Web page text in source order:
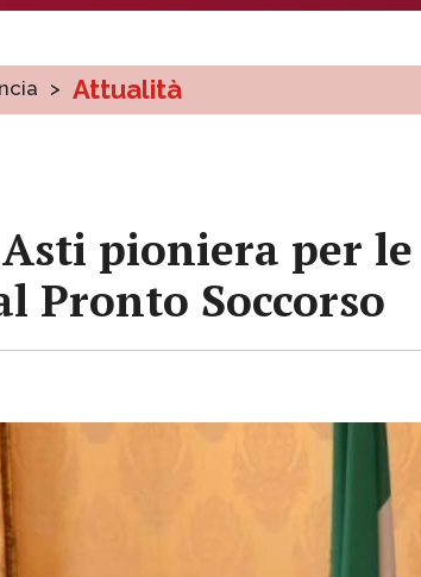
> Attualità
Asti pioniera per
Pronto Soccorso